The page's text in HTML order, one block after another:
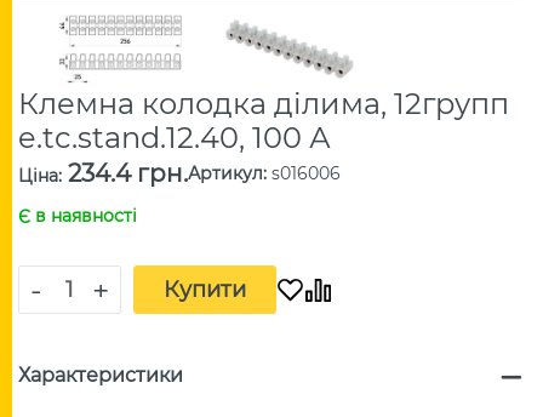
Клемна колодка ділима, 12групп
e.tc.stand.12.40, 100 А
Ціна: 234.4 грн.Артикул: s016006
Є в наявності
- + Купити
Характеристики